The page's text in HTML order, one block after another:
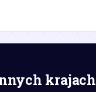
krajach